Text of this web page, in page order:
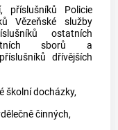
příslušníků Policie
Vězeňské služby
ostatních
sborů a
dřívějších
školní docházky,
činných,